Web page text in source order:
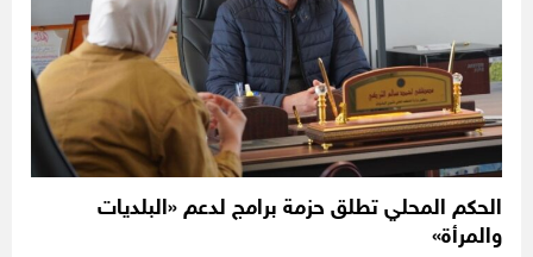
الحكم المحلي تطلق حزمة برامج لدعم «البلديات
والمرأة»